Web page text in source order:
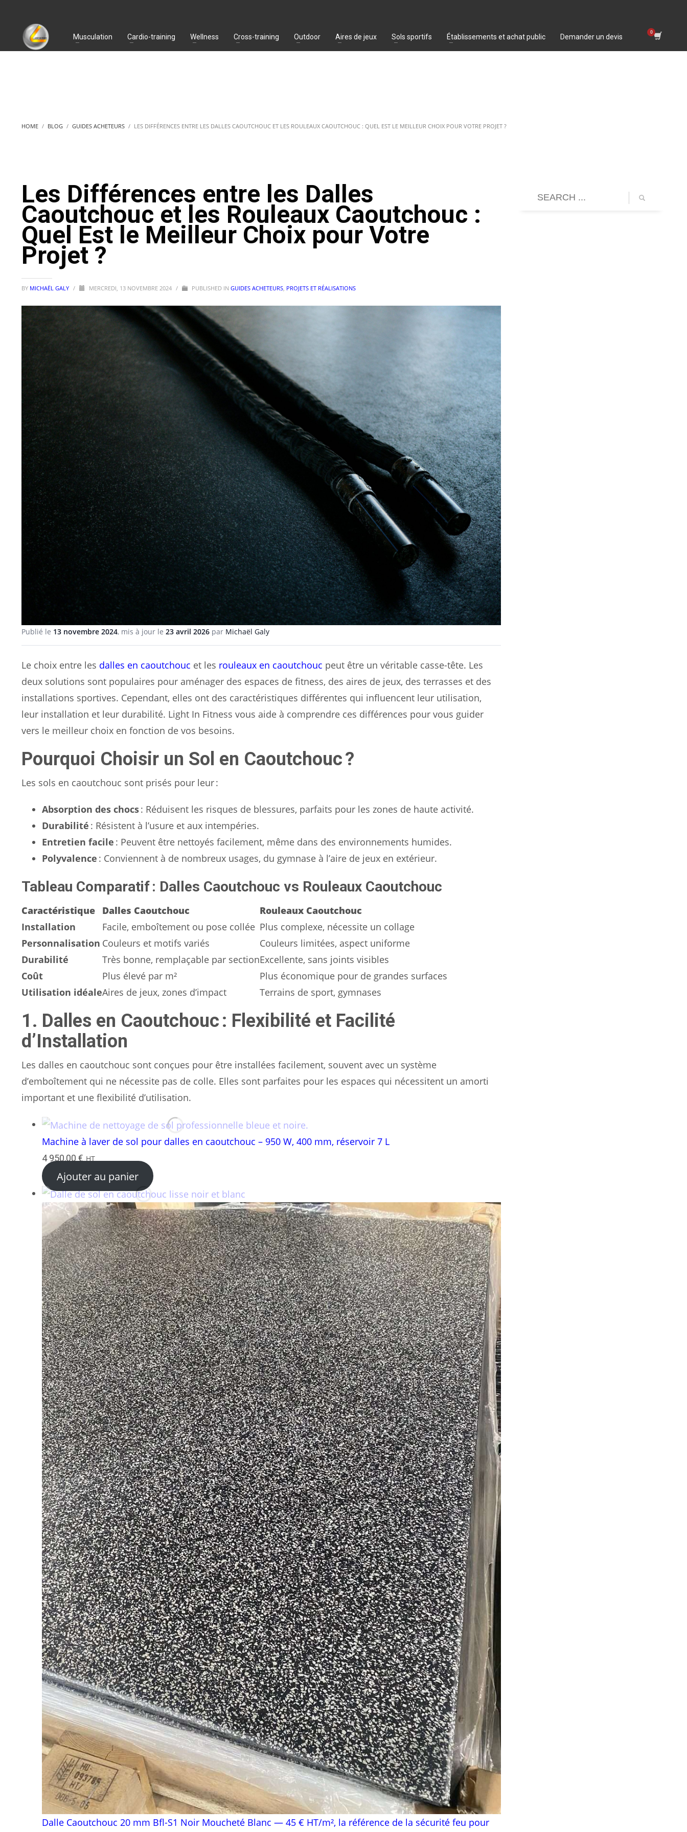
Musculation Cardio-training Wellness Cross-training Outdoor Aires de jeux Sols sportifs Établissements et achat public Demander un devis
HOME BLOG GUIDES ACHETEURS LES DIFFÉRENCES ENTRE LES DALLES CAOUTCHOUC ET LES ROULEAUX CAOUTCHOUC : QUEL EST LE MEILLEUR CHOIX POUR VOTRE PROJET ?
Les Différences entre les Dalles
Caoutchouc et les Rouleaux Caoutchouc :
Quel Est le Meilleur Choix pour Votre
Projet ?
BY MICHAËL GALY / MERCREDI, 13 NOVEMBRE 2024 / PUBLISHED IN GUIDES ACHETEURS, PROJETS ET RÉALISATIONS
Publié le 13 novembre 2024, mis à jour le 23 avril 2026 par Michaël Galy
Le choix entre les dalles en caoutchouc et les rouleaux en caoutchouc peut être un véritable casse-tête. Les
deux solutions sont populaires pour aménager des espaces de fitness, des aires de jeux, des terrasses et des
installations sportives. Cependant, elles ont des caractéristiques différentes qui influencent leur utilisation,
leur installation et leur durabilité. Light In Fitness vous aide à comprendre ces différences pour vous guider
vers le meilleur choix en fonction de vos besoins.
Pourquoi Choisir un Sol en Caoutchouc ?
Les sols en caoutchouc sont prisés pour leur :
Absorption des chocs: Réduisent les risques de blessures, parfaits pour les zones de haute activité.
Durabilité : Résistent à l’usure et aux intempéries.
Entretien facile : Peuvent être nettoyés facilement, même dans des environnements humides.
Polyvalence : Conviennent à de nombreux usages, du gymnase à l’aire de jeux en extérieur.
Tableau Comparatif : Dalles Caoutchouc vs Rouleaux Caoutchouc
Caractéristique Dalles Caoutchouc
Rouleaux Caoutchouc
Installation
Facile, emboîtement ou pose collée Plus complexe, nécessite un collage
Personnalisation Couleurs et motifs variés
Couleurs limitées, aspect uniforme
Durabilité
Très bonne, remplaçable par sectionExcellente, sans joints visibles
Coût
Plus élevé par m²
Plus économique pour de grandes surfaces
Utilisation idéaleAires de jeux, zones d’impact Terrains de sport, gymnases
1. Dalles en Caoutchouc : Flexibilité et Facilité
d’Installation
Les dalles en caoutchouc sont conçues pour être installées facilement, souvent avec un système
d’emboîtement qui ne nécessite pas de colle. Elles sont parfaites pour les espaces qui nécessitent un amorti
important et une flexibilité d’utilisation.
Machine à laver de sol pour dalles en caoutchouc – 950 W, 400 mm, réservoir 7 L
4 950,00€ HT
Ajouter au panier
Dalle Caoutchouc 20 mm Bfl-S1 Noir Moucheté Blanc — 45 € HT/m², la référence de la sécurité feu pour